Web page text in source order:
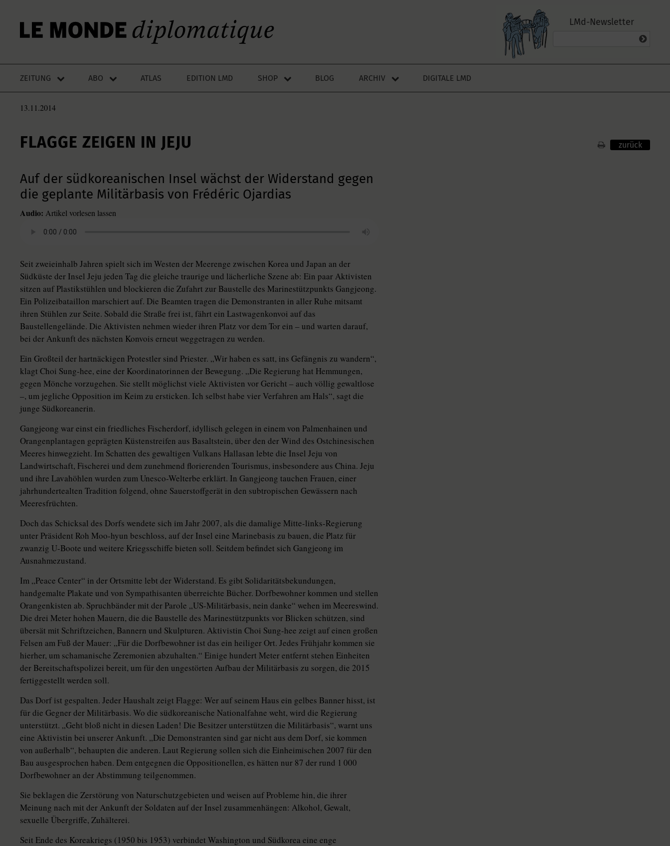
LMd-Newsletter
ZEITUNG ABO ATLAS EDITION LMD SHOP BLOG ARCHIV DIGITALE LMD
13.11.2014
FLAGGE ZEIGEN IN JEJU zurück
Auf der südkoreanischen Insel wächst der Widerstand gegen
die geplante Militärbasis von Frédéric Ojardias
Audio: Artikel vorlesen lassen
Seit zweieinhalb Jahren spielt sich im Westen der Meerenge zwischen Korea und Japan an der
Südküste der Insel Jeju jeden Tag die gleiche traurige und lächerliche Szene ab: Ein paar Aktivisten
sitzen auf Plastikstühlen und blockieren die Zufahrt zur Baustelle des Marinestützpunkts Gangjeong.
Ein Polizeibataillon marschiert auf. Die Beamten tragen die Demonstranten in aller Ruhe mitsamt
ihren Stühlen zur Seite. Sobald die Straße frei ist, fährt ein Lastwagenkonvoi auf das
Baustellengelände. Die Aktivisten nehmen wieder ihren Platz vor dem Tor ein – und warten darauf,
bei der Ankunft des nächsten Konvois erneut weggetragen zu werden.
Ein Großteil der hartnäckigen Protestler sind Priester. „Wir haben es satt, ins Gefängnis zu wandern“,
klagt Choi Sung-hee, eine der Koordinatorinnen der Bewegung. „Die Regierung hat Hemmungen,
gegen Mönche vorzugehen. Sie stellt möglichst viele Aktivisten vor Gericht – auch völlig gewaltlose
–, um jegliche Opposition im Keim zu ersticken. Ich selbst habe vier Verfahren am Hals“, sagt die
junge Südkoreanerin.
Gangjeong war einst ein friedliches Fischerdorf, idyllisch gelegen in einem von Palmenhainen und
Orangenplantagen geprägten Küstenstreifen aus Basaltstein, über den der Wind des Ostchinesischen
Meeres hinwegzieht. Im Schatten des gewaltigen Vulkans Hallasan lebte die Insel Jeju von
Landwirtschaft, Fischerei und dem zunehmend florierenden Tourismus, insbesondere aus China. Jeju
und ihre Lavahöhlen wurden zum Unesco-Welterbe erklärt. In Gangjeong tauchen Frauen, einer
jahrhundertealten Tradition folgend, ohne Sauerstoffgerät in den subtropischen Gewässern nach
Meeresfrüchten.
Doch das Schicksal des Dorfs wendete sich im Jahr 2007, als die damalige Mitte-links-Regierung
unter Präsident Roh Moo-hyun beschloss, auf der Insel eine Marinebasis zu bauen, die Platz für
zwanzig U-Boote und weitere Kriegsschiffe bieten soll. Seitdem befindet sich Gangjeong im
Ausnahmezustand.
Im „Peace Center“ in der Ortsmitte lebt der Widerstand. Es gibt Solidaritätsbekundungen,
handgemalte Plakate und von Sympathisanten überreichte Bücher. Dorfbewohner kommen und stellen
Orangenkisten ab. Spruchbänder mit der Parole „US-Militärbasis, nein danke“ wehen im Meereswind.
Die drei Meter hohen Mauern, die die Baustelle des Marinestützpunkts vor Blicken schützen, sind
übersät mit Schriftzeichen, Bannern und Skulpturen. Aktivistin Choi Sung-hee zeigt auf einen großen
Felsen am Fuß der Mauer: „Für die Dorfbewohner ist das ein heiliger Ort. Jedes Frühjahr kommen sie
hierher, um schamanische Zeremonien abzuhalten.“ Einige hundert Meter entfernt stehen Einheiten
der Bereitschaftspolizei bereit, um für den ungestörten Aufbau der Militärbasis zu sorgen, die 2015
fertiggestellt werden soll.
Das Dorf ist gespalten. Jeder Haushalt zeigt Flagge: Wer auf seinem Haus ein gelbes Banner hisst, ist
für die Gegner der Militärbasis. Wo die südkoreanische Nationalfahne weht, wird die Regierung
unterstützt. „Geht bloß nicht in diesen Laden! Die Besitzer unterstützen die Militärbasis“, warnt uns
eine Aktivistin bei unserer Ankunft. „Die Demonstranten sind gar nicht aus dem Dorf, sie kommen
von außerhalb“, behaupten die anderen. Laut Regierung sollen sich die Einheimischen 2007 für den
Bau ausgesprochen haben. Dem entgegnen die Oppositionellen, es hätten nur 87 der rund 1 000
Dorfbewohner an der Abstimmung teilgenommen.
Sie beklagen die Zerstörung von Naturschutzgebieten und weisen auf Probleme hin, die ihrer
Meinung nach mit der Ankunft der Soldaten auf der Insel zusammenhängen: Alkohol, Gewalt,
sexuelle Übergriffe, Zuhälterei.
Seit Ende des Koreakriegs (1950 bis 1953) verbindet Washington und Südkorea eine enge